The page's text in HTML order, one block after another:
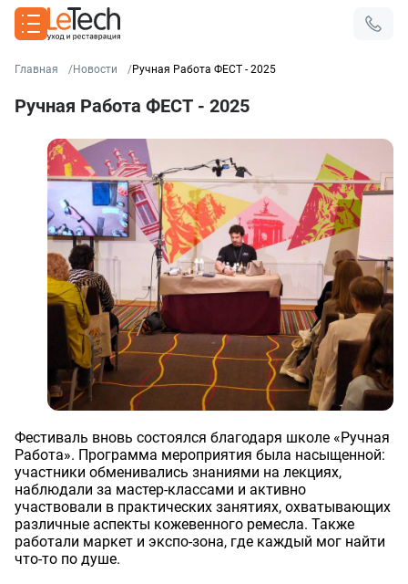
Главная Новости Ручная Работа ФЕСТ - 2025
Ручная Работа ФЕСТ - 2025
Фестиваль вновь состоялся благодаря школе «Ручная
Работа». Программа мероприятия была насыщенной:
участники обменивались знаниями на лекциях,
наблюдали за мастер-классами и активно
участвовали в практических занятиях, охватывающих
различные аспекты кожевенного ремесла. Также
работали маркет и экспо-зона, где каждый мог найти
что-то по душе.